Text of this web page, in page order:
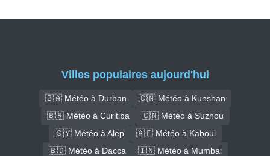
Villes populaires aujourd'hui
🇿🇦 Météo à Durban
🇨🇳 Météo à Kunshan
🇧🇷 Météo à Curitiba
🇨🇳 Météo à Suzhou
🇸🇾 Météo à Alep
🇦🇫 Météo à Kaboul
🇧🇩 Météo à Dacca
🇮🇳 Météo à Mumbai